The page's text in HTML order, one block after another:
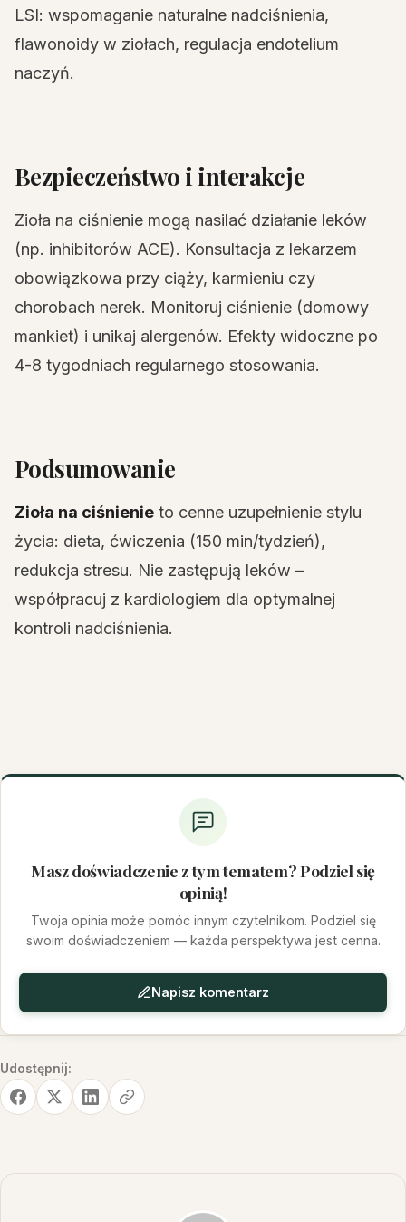
LSI: wspomaganie naturalne nadciśnienia,
flawonoidy w ziołach, regulacja endotelium
naczyń.
Bezpieczeństwo i interakcje
Zioła na ciśnienie mogą nasilać działanie leków
(np. inhibitorów ACE). Konsultacja z lekarzem
obowiązkowa przy ciąży, karmieniu czy
chorobach nerek. Monitoruj ciśnienie (domowy
mankiet) i unikaj alergenów. Efekty widoczne po
4-8 tygodniach regularnego stosowania.
Podsumowanie
Zioła na ciśnienie to cenne uzupełnienie stylu
życia: dieta, ćwiczenia (150 min/tydzień),
redukcja stresu. Nie zastępują leków –
współpracuj z kardiologiem dla optymalnej
kontroli nadciśnienia.
Masz doświadczenie z tym tematem? Podziel się
opinią!
Twoja opinia może pomóc innym czytelnikom. Podziel się
swoim doświadczeniem — każda perspektywa jest cenna.
Napisz komentarz
Udostępnij: